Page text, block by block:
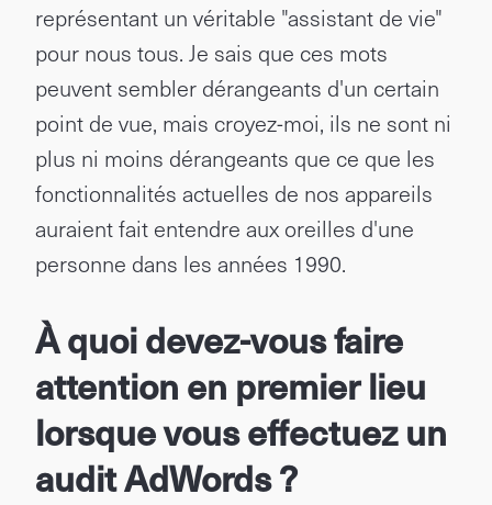
représentant un véritable "assistant de vie"
pour nous tous. Je sais que ces mots
peuvent sembler dérangeants d'un certain
point de vue, mais croyez-moi, ils ne sont ni
plus ni moins dérangeants que ce que les
fonctionnalités actuelles de nos appareils
auraient fait entendre aux oreilles d'une
personne dans les années 1990.
À quoi devez-vous faire
attention en premier lieu
lorsque vous effectuez un
audit AdWords ?